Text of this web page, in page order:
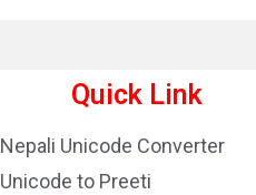
Quick Link
Nepali Unicode Converter
Unicode to Preeti